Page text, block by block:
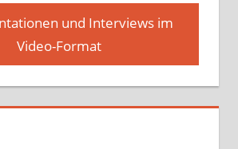
und Interviews im
Video-Format